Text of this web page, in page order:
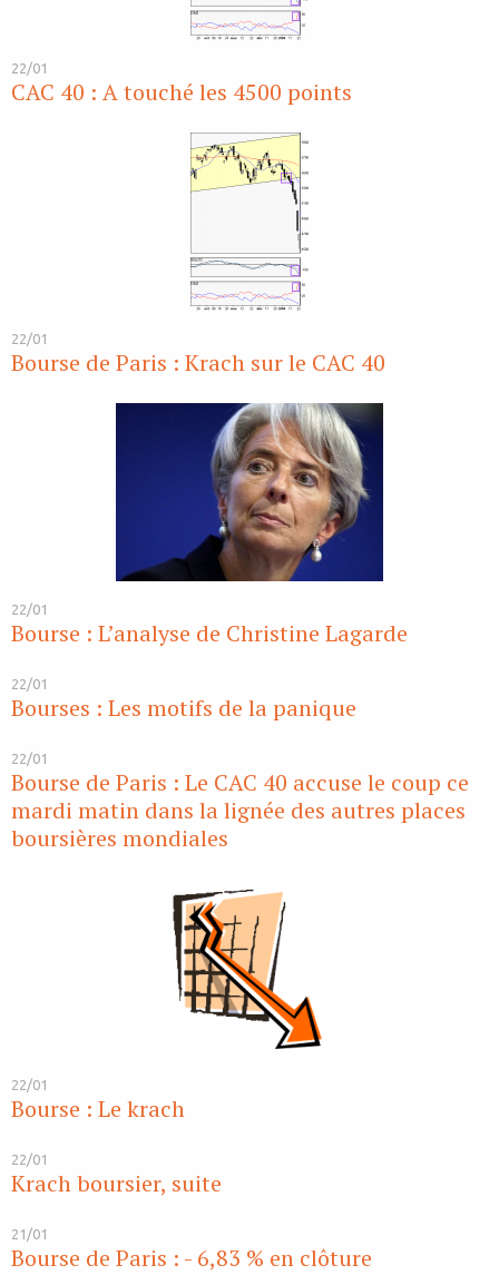
22/01
CAC 40 : A touché les 4500 points
22/01
Bourse de Paris : Krach sur le CAC 40
22/01
Bourse : L’analyse de Christine Lagarde
22/01
Bourses : Les motifs de la panique
22/01
Bourse de Paris : Le CAC 40 accuse le coup ce
mardi matin dans la lignée des autres places
boursières mondiales
22/01
Bourse : Le krach
22/01
Krach boursier, suite
21/01
Bourse de Paris : - 6,83 % en clôture